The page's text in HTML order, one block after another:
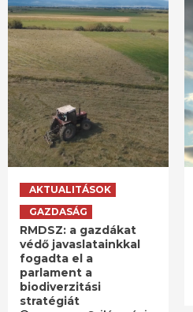
AKTUALITÁSOK
GAZDASÁG
RMDSZ: a gazdákat
védő javaslatainkkal
fogadta el a
parlament a
biodiverzitási
stratégiát